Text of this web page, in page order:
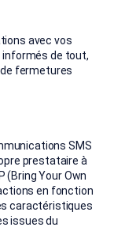
avec vos
informés de tout,
de fermetures
SMS
prestataire à
(Bring Your Own
en fonction
caractéristiques
issues du